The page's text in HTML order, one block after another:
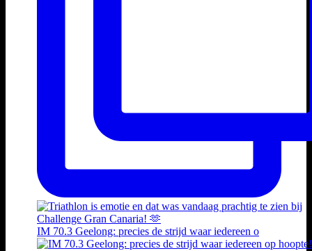
IM 70.3 Geelong: precies de strijd waar iedereen o